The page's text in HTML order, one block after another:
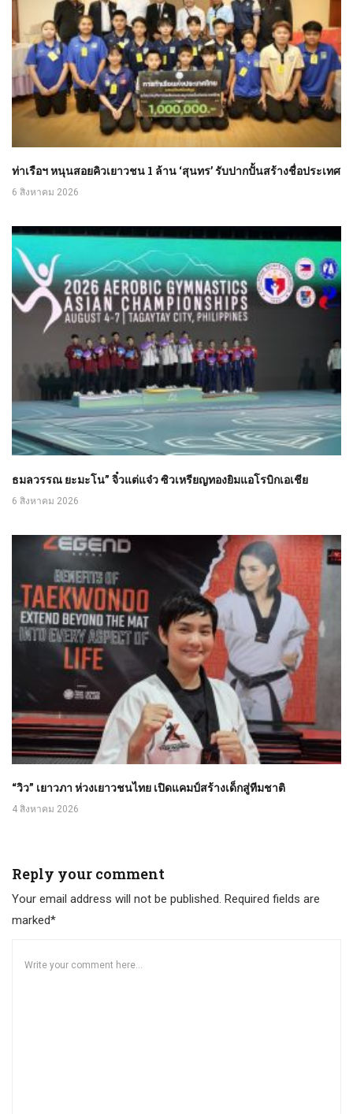
ท่าเรือฯ หนุนสอยคิวเยาวชน 1 ล้าน ‘สุนทร’ รับปากปั้นสร้างชื่อประเทศ
6 สิงหาคม 2026
ธมลวรรณ ยะมะโน” จิ๋วแต่แจ๋ว ซิวเหรียญทองยิมแอโรบิกเอเชีย
6 สิงหาคม 2026
“วิว” เยาวภา ห่วงเยาวชนไทย เปิดแคมป์สร้างเด็กสู่ทีมชาติ
4 สิงหาคม 2026
Reply your comment
Your email address will not be published. Required fields are
marked*